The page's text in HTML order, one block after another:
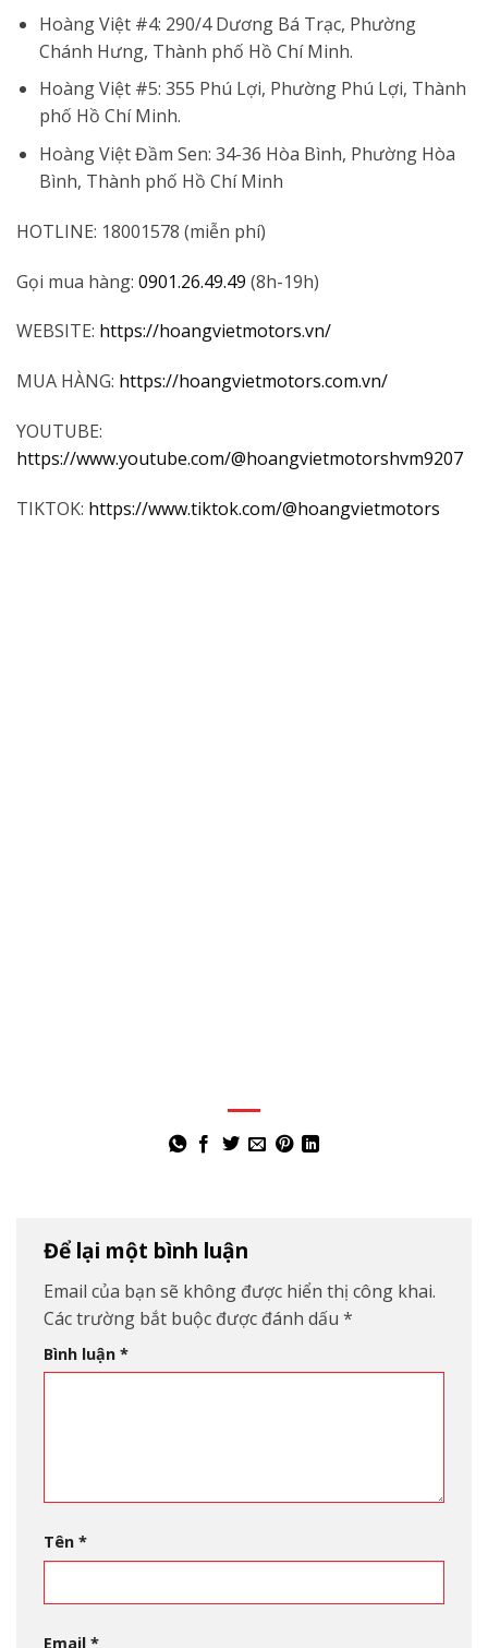
Hoàng Việt #4: 290/4 Dương Bá Trạc, Phường
Chánh Hưng, Thành phố Hồ Chí Minh.
Hoàng Việt #5: 355 Phú Lợi, Phường Phú Lợi, Thành
phố Hồ Chí Minh.
Hoàng Việt Đầm Sen: 34-36 Hòa Bình, Phường Hòa
Bình, Thành phố Hồ Chí Minh
HOTLINE: 18001578 (miễn phí)
Gọi mua hàng: 0901.26.49.49 (8h-19h)
WEBSITE: https://hoangvietmotors.vn/
MUA HÀNG: https://hoangvietmotors.com.vn/
YOUTUBE:
https://www.youtube.com/@hoangvietmotorshvm9207
TIKTOK: https://www.tiktok.com/@hoangvietmotors
Để lại một bình luận
Email của bạn sẽ không được hiển thị công khai.
Các trường bắt buộc được đánh dấu *
Bình luận *
Tên *
Email *